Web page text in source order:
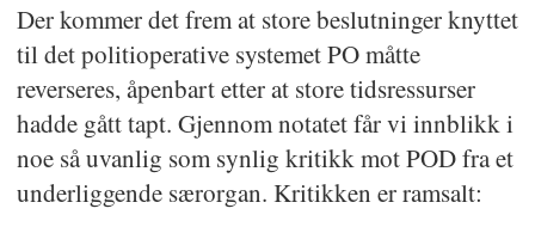
registrene til norsk politi.
Straffedømte personer fra andre
Prüm-land skal kunne overføres
fra landet de er dømt i til
hjemlandet for å sone der.
Der kommer det frem at store beslutninger knyttet
til det politioperative systemet PO måtte
reverseres, åpenbart etter at store tidsressurser
hadde gått tapt. Gjennom notatet får vi innblikk i
noe så uvanlig som synlig kritikk mot POD fra et
underliggende særorgan. Kritikken er ramsalt: